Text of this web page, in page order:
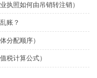
执照如何由吊销转注销）
账？
分配顺序）
税计算公式）